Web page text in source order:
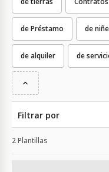
de Préstamo de
de alquiler de
Filtrar por
2 Plantillas